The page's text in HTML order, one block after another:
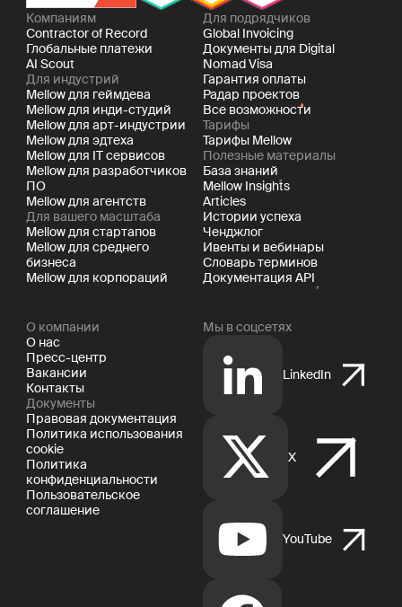
Компаниям
Contractor of Record
Глобальные платежи
AI Scout
Для индустрий
Mellow для геймдева
Mellow для инди-студий
Mellow для арт-индустрии
Mellow для эдтеха
Mellow для IT сервисов
Mellow для разработчиков
ПО
Mellow для агентств
Для вашего масштаба
Mellow для стартапов
Mellow для среднего
бизнеса
Mellow для корпораций
Для подрядчиков
Global Invoicing
Документы для Digital
Nomad Visa
Гарантия оплаты
Радар проектов
Все возможности
Тарифы
Тарифы Mellow
Полезные материалы
База знаний
Mellow Insights
Articles
Истории успеха
Ченджлог
Ивенты и вебинары
Словарь терминов
Документация API
О компании
О нас
Пресс-центр
Вакансии
Контакты
Документы
Правовая документация
Политика использования
cookie
Политика
конфиденциальности
Пользовательское
соглашение
Мы в соцсетях
LinkedIn
X
YouTube